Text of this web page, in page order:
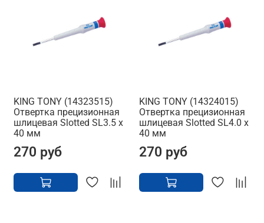
KING TONY (14323515)
Отвертка прецизионная
шлицевая Slotted SL3.5 x
40 мм
270 руб
KING TONY (14324015)
Отвертка прецизионная
шлицевая Slotted SL4.0 x
40 мм
270 руб